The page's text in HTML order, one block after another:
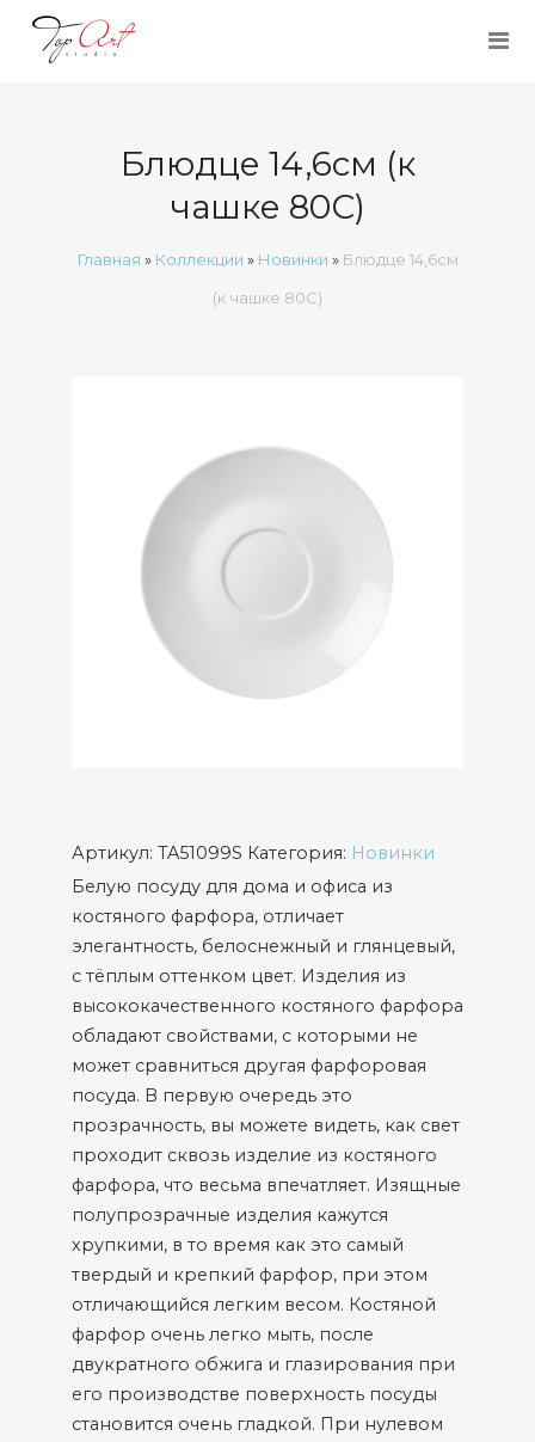
Блюдце 14,6см (к
чашке 80С)
Главная » Коллекции » Новинки » Блюдце 14,6см
(к чашке 80С)
Артикул: TA51099S Категория: Новинки
Белую посуду для дома и офиса из
костяного фарфора, отличает
элегантность, белоснежный и глянцевый,
с тёплым оттенком цвет. Изделия из
высококачественного костяного фарфора
обладают свойствами, с которыми не
может сравниться другая фарфоровая
посуда. В первую очередь это
прозрачность, вы можете видеть, как свет
проходит сквозь изделие из костяного
фарфора, что весьма впечатляет. Изящные
полупрозрачные изделия кажутся
хрупкими, в то время как это самый
твердый и крепкий фарфор, при этом
отличающийся легким весом. Костяной
фарфор очень легко мыть, после
двукратного обжига и глазирования при
его производстве поверхность посуды
становится очень гладкой. При нулевом